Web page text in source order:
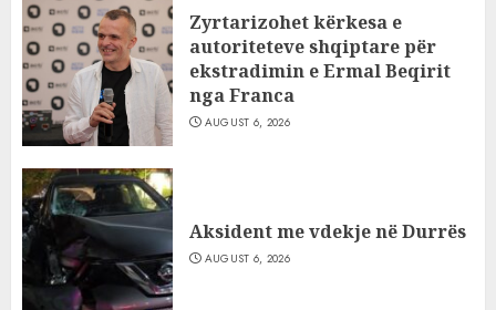
Zyrtarizohet kërkesa e
autoriteteve shqiptare për
ekstradimin e Ermal Beqirit
nga Franca
AUGUST 6, 2026
Aksident me vdekje në Durrës
AUGUST 6, 2026